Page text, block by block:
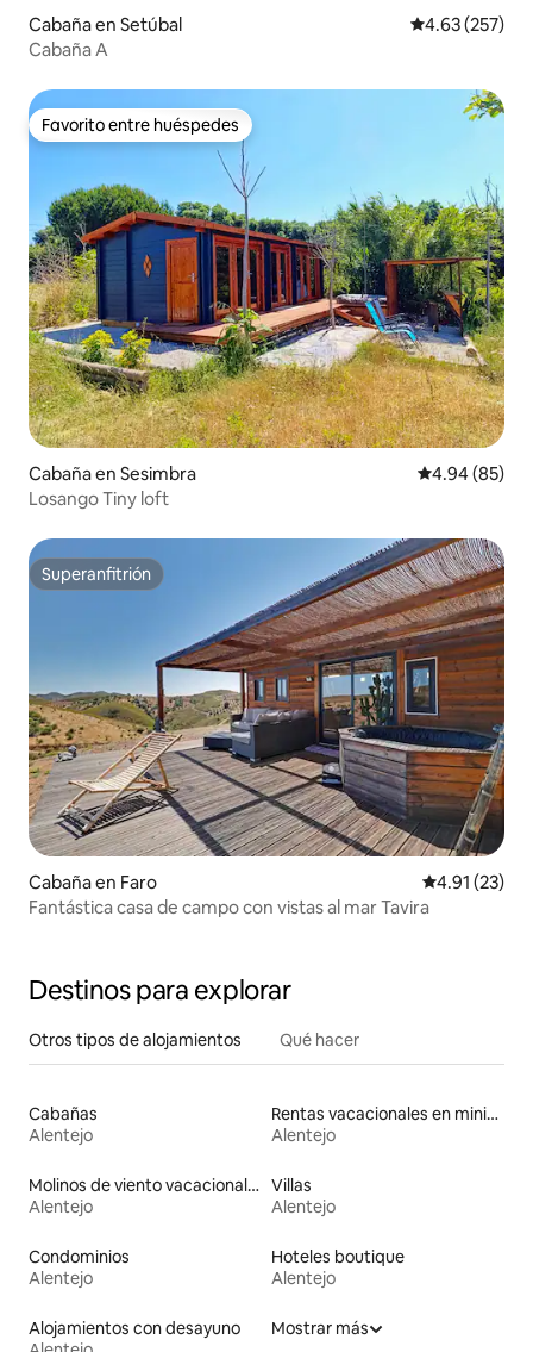
Cabaña en Setúbal Calificación
4.63 (257)
Cabaña A
Favorito entre huéspedes
Favorito entre huéspedes
Cabaña en Sesimbra Calificación
4.94 (85)
Losango Tiny loft
Superanfitrión
Superanfitrión
Cabaña en Faro Calificación
4.91 (23)
Fantástica casa de campo con vistas al mar Tavira
Destinos para explorar
Otros tipos de alojamientos Qué hacer
Cabañas
Alentejo
Rentas vacacionales en minicasas
Alentejo
Molinos de viento vacacionales
Alentejo
Villas
Alentejo
Condominios
Alentejo
Hoteles boutique
Alentejo
Alojamientos con desayuno
Mostrar más